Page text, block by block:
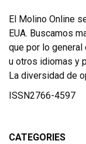
El Molino Online
EUA. Buscamos
que por lo
u otros idiomas y
La diversidad de
ISSN2766-4597
CATEGORIES